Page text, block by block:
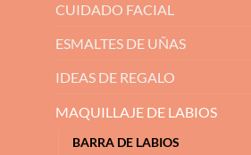
CUIDADO FACIAL
ESMALTES DE UÑAS
IDEAS DE REGALO
MAQUILLAJE DE LABIOS
BARRA DE LABIOS